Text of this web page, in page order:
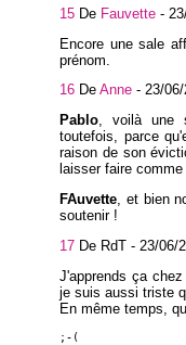
15 De Fauvette -
Encore une sale
prénom.
16 De Anne - 23/
Pablo, voilà une
toutefois, parce
raison de son
laisser faire
FAuvette , et bien
soutenir !
17 De RdT - 23/06/
J'apprends ça
je suis aussi triste
En même temps,
;-(